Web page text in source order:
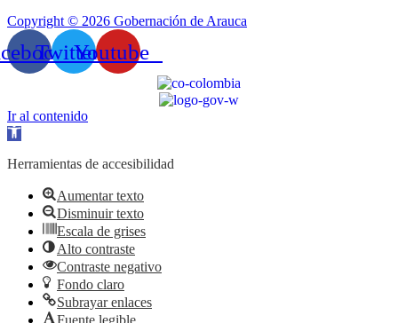
Copyright © 2026 Gobernación de Arauca
TwitterYoutube
Ir al contenido
Abrir
de
Herramientas de accesibilidad
Aumentar texto
Disminuir texto
Escala de grises
Alto contraste
Contraste negativo
Fondo claro
Subrayar enlaces